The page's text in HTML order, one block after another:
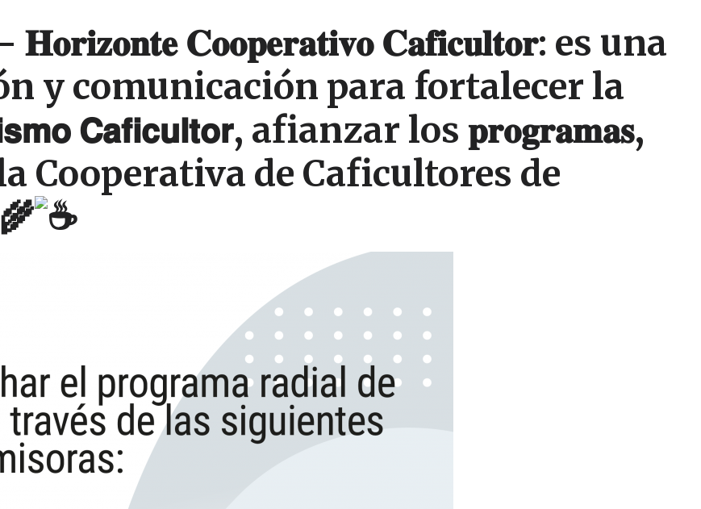
𝐂𝐨𝐨𝐩𝐞𝐫𝐚𝐭𝐢𝐯𝐨 𝐂𝐚𝐟𝐢𝐜𝐮𝐥𝐭𝐨𝐫: es una
y comunicación para fortalecer la
𝗖𝗮𝗳𝗶𝗰𝘂𝗹𝘁𝗼𝗿, afianzar los 𝐩𝐫𝐨𝐠𝐫𝐚𝐦𝐚𝐬,
la Cooperativa de Caficultores de